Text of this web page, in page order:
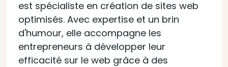
est spécialiste en création de sites web
optimisés. Avec expertise et un brin
d'humour, elle accompagne les
entrepreneurs à développer leur
efficacité sur le web grâce à des